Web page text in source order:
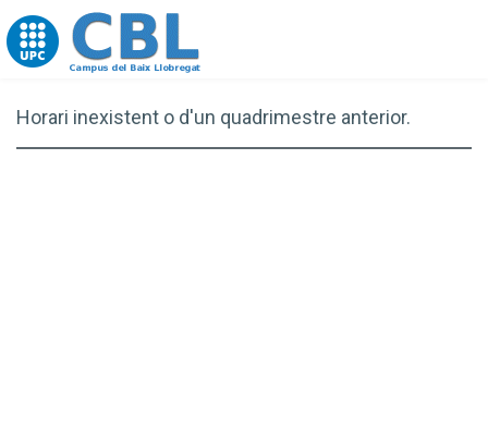
Go to upc.edu
Horari inexistent o d'un quadrimestre anterior.